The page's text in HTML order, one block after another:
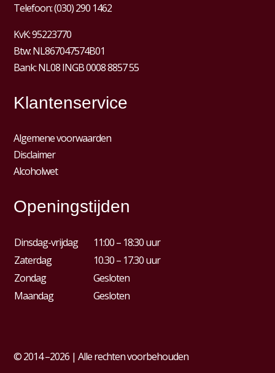
Telefoon:(030) 290 1462
KvK:95223770
Btw:NL867047574B01
Bank: NL08 INGB 0008 8857 55
Klantenservice
Algemene voorwaarden
Disclaimer
Alcoholwet
Openingstijden
Dinsdag-vrijdag
11:00 – 18:30 uur
Zaterdag
10.30 – 17.30 uur
Zondag
Gesloten
Maandag
Gesloten
© 2014 –2026 | Alle rechten voorbehouden